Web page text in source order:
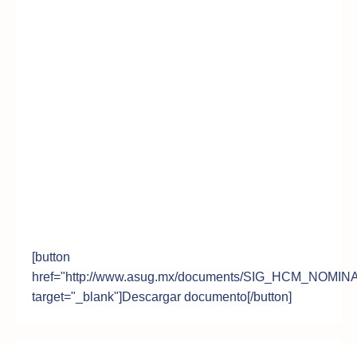
[button
href="http://www.asug.mx/documents/
target="_blank"]Descargar documento[/button]